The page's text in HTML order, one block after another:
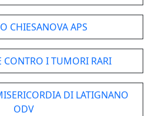
CHIESANOVA APS
CONTRO I TUMORI RARI
DI LATIGNANO
ODV